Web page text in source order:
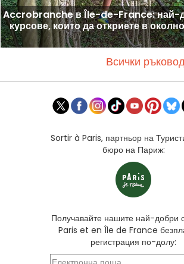
Accrobranche в Île-de-France: най-
курсове, които да откриете в
Всички
Sortir à Paris, партньор на
бюро на Париж:
Получавайте нашите най-добри
Paris et en Île de France
регистрация по-долу: